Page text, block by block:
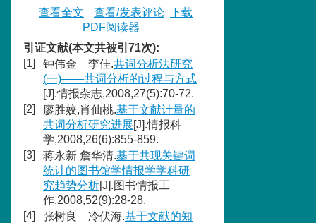
查看全文
查看/发表评论 下载
PDF阅读器
引证文献(本文共被引71次):
[1]
钟伟金 李佳.共词分析法研究
(一)——共词分析的过程与方式
[J].情报杂志,2008,27(5):70-72.
[2]
廖胜姣,肖仙桃.基于文献计量的
共词分析研究进展[J].情报科
学,2008,26(6):855-859.
[3]
蒋永新 詹华清.基于共现关键词
统计的图书馆学情报学学科研
究趋势分析[J].图书情报工
作,2008,52(9):28-28.
[4]
张树良 冷伏海.基于文献的知